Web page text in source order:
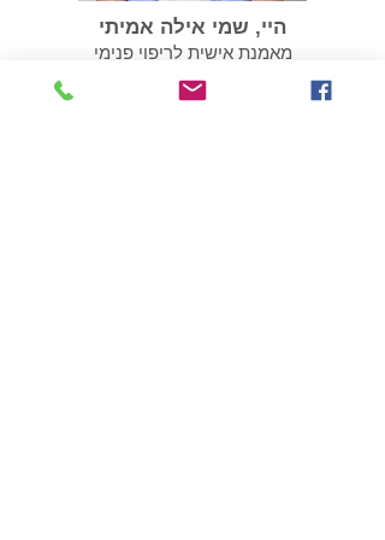
היי, שמי אילה אמיתי
מאמנת אישית לריפוי פנימי
עוזרת לנפגעי ושורדי נרקיסיזם